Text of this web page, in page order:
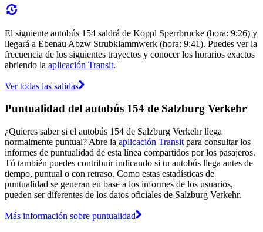
El siguiente autobús 154 saldrá de Koppl Sperrbrücke (hora: 9:26) y
llegará a Ebenau Abzw Strubklammwerk (hora: 9:41). Puedes ver la
frecuencia de los siguientes trayectos y conocer los horarios exactos
abriendo la aplicación Transit.
Ver todas las salidas
Puntualidad del autobús 154 de Salzburg Verkehr
¿Quieres saber si el autobús 154 de Salzburg Verkehr llega
normalmente puntual? Abre la aplicación Transit para consultar los
informes de puntualidad de esta línea compartidos por los pasajeros.
Tú también puedes contribuir indicando si tu autobús llega antes de
tiempo, puntual o con retraso. Como estas estadísticas de
puntualidad se generan en base a los informes de los usuarios,
pueden ser diferentes de los datos oficiales de Salzburg Verkehr.
Más información sobre puntualidad